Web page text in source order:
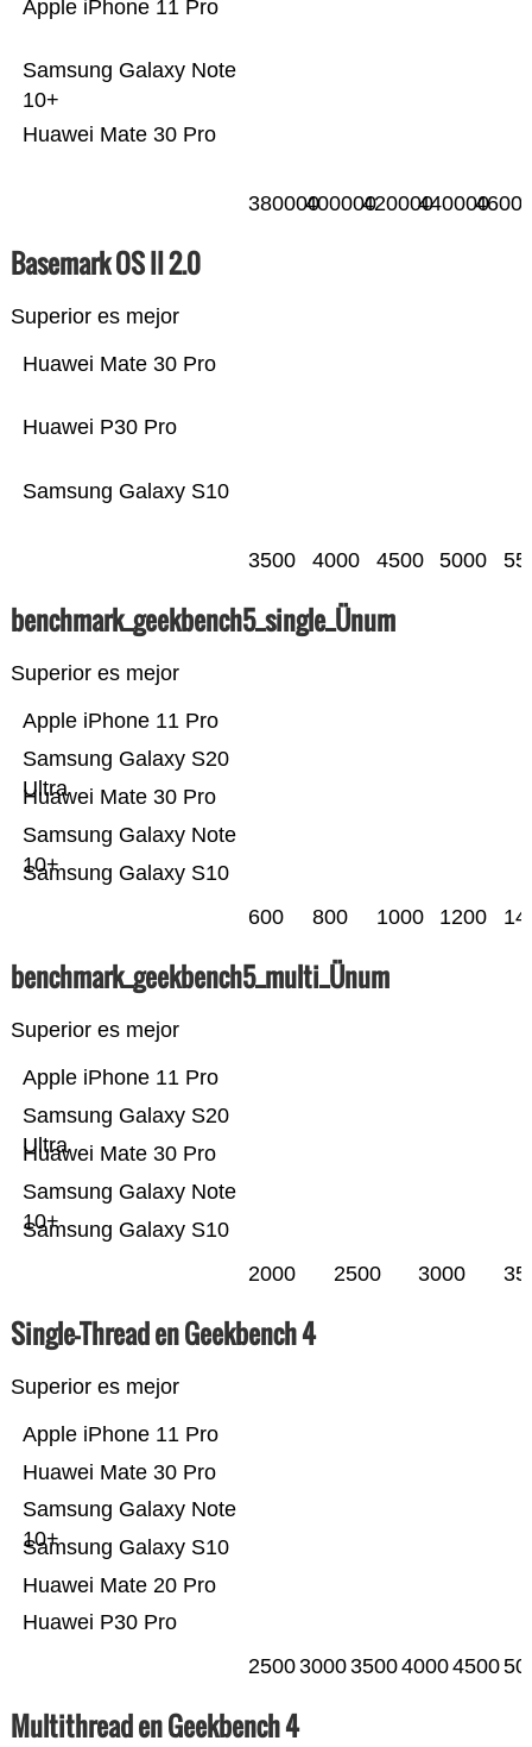
Huawei Mate 30 Pro
Samsung Galaxy Note
10+
Apple iPhone 11 Pro
380000400000420000440000
Basemark OS II 2.0
Superior es mejor
Samsung Galaxy S10
Huawei P30 Pro
Huawei Mate 30 Pro
3500 4000 4500 5000
benchmark_geekbench5_single_Ünum
Superior es mejor
Samsung Galaxy S10
Samsung Galaxy Note
10+
Huawei Mate 30 Pro
Samsung Galaxy S20
Ultra
Apple iPhone 11 Pro
600 800 1000 1200
benchmark_geekbench5_multi_Ünum
Superior es mejor
Samsung Galaxy S10
Samsung Galaxy Note
10+
Huawei Mate 30 Pro
Samsung Galaxy S20
Ultra
Apple iPhone 11 Pro
2000 2500 3000
Single-Thread en Geekbench 4
Superior es mejor
Huawei P30 Pro
Huawei Mate 20 Pro
Samsung Galaxy S10
Samsung Galaxy Note
10+
Huawei Mate 30 Pro
Apple iPhone 11 Pro
25003000350040004500
Multithread en Geekbench 4